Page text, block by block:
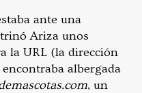
ante una
Ariza unos
la URL (la dirección
albergada
, un